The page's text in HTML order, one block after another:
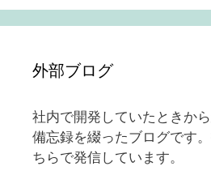
外部ブログ
社内で開発していたときか
備忘録を綴ったブログです
ちらで発信しています。